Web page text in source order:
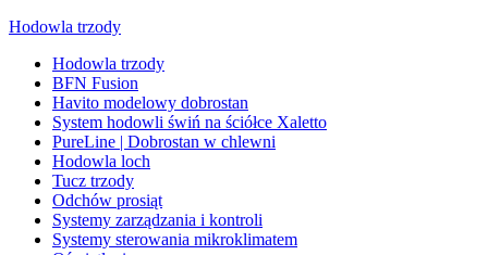
Hodowla trzody
Hodowla trzody
BFN Fusion
Havito modelowy dobrostan
System hodowli świń na ściółce Xaletto
PureLine | Dobrostan w chlewni
Hodowla loch
Tucz trzody
Odchów prosiąt
Systemy zarządzania i kontroli
Systemy sterowania mikroklimatem